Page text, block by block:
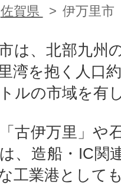
佐賀県 伊万里市
は、北部九州
湾を抱く人口
ルの市域を有
古伊万里」や
、造船・IC関
工業港として